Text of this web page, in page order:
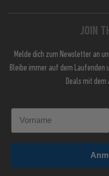
JOIN
Melde dich zum Newsletter an
Bleibe immer auf dem Laufenden
Deals mit